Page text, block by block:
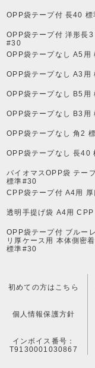
OPP袋テープ付 長40
OPP袋テープ付 洋形長3
#30
OPP袋テープなし A5用
OPP袋テープなし A3用
OPP袋テープなし B5用
OPP袋テープなし B3用
OPP袋テープなし 角2
OPP袋テープなし 長40
バイオマスOPP袋 テー
標準#30
CPP袋テープ付 A4用
透明手提げ袋 A4用
OPP袋テープ付 ブルー
リ厚ケース用 本体側密
標準#30
初めての方はこちら
個人情報保護方針
インボイス番号：
T9130001030867